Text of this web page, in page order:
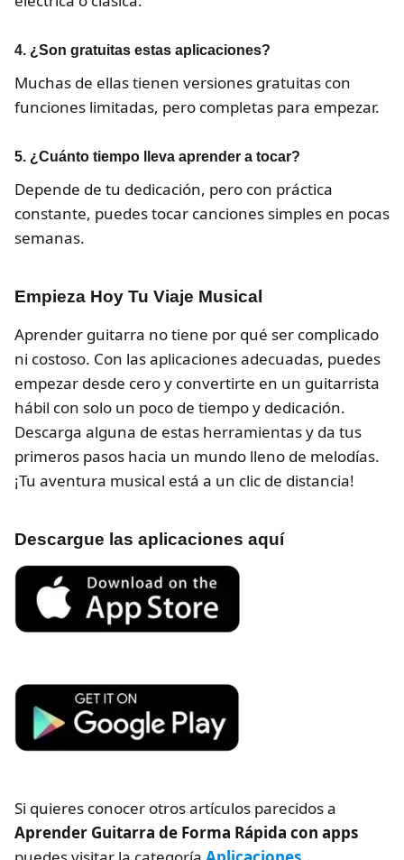
4. ¿Son gratuitas estas aplicaciones?
Muchas de ellas tienen versiones gratuitas con
funciones limitadas, pero completas para empezar.
5. ¿Cuánto tiempo lleva aprender a tocar?
Depende de tu dedicación, pero con práctica
constante, puedes tocar canciones simples en pocas
semanas.
Empieza Hoy Tu Viaje Musical
Aprender guitarra no tiene por qué ser complicado
ni costoso. Con las aplicaciones adecuadas, puedes
empezar desde cero y convertirte en un guitarrista
hábil con solo un poco de tiempo y dedicación.
Descarga alguna de estas herramientas y da tus
primeros pasos hacia un mundo lleno de melodías.
¡Tu aventura musical está a un clic de distancia!
Descargue las aplicaciones aquí
Si quieres conocer otros artículos parecidos a
Aprender Guitarra de Forma Rápida con apps